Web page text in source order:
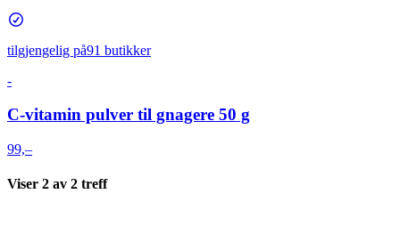
tilgjengelig på91 butikker
-
C-vitamin pulver til gnagere 50 g
99,–
Viser 2 av 2 treff